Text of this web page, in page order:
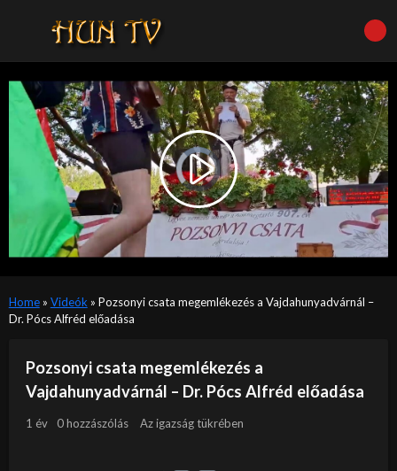
Video
Player
is
loading.Play
Video
Home» Videók » Pozsonyi csata megemlékezés a Vajdahunyadvárnál –
Dr. Pócs Alfréd előadása
Pozsonyi csata megemlékezés a
Vajdahunyadvárnál – Dr. Pócs Alfréd előadása
1 év 0 hozzászólás Az igazság tükrében